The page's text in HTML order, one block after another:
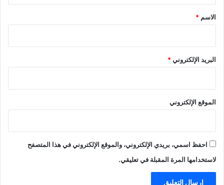
*
الاسم *
البريد الإلكتروني*
الموقع الإلكتروني
احفظ اسمي، بريدي الإلكتروني، والموقع الإلكتروني في هذا المتصفح
لاستخدامها المرة المقبلة في تعليقي.